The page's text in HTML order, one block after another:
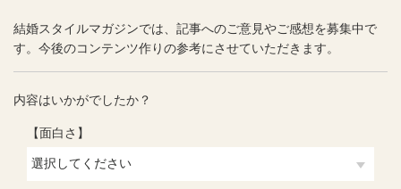
結婚スタイルマガジンでは、記事へのご意見やご感想を募集中で
す。今後のコンテンツ作りの参考にさせていただきます。
内容はいかがでしたか？
【面白さ】